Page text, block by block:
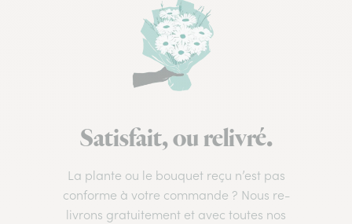
Satisfait, ou relivré.
La plante ou le bouquet reçu n’est pas
conforme à votre commande ? Nous re-
livrons gratuitement et avec toutes nos